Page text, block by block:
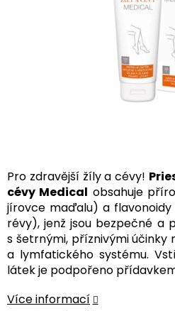
Pro zdravější žíly a cévy!
cévy Medical obsahuje
jírovce maďalu) a
révy), jenž jsou bezpečné a
s šetrnými, příznivými účinky
a lymfatického systému.
látek je podpořeno
Více informací